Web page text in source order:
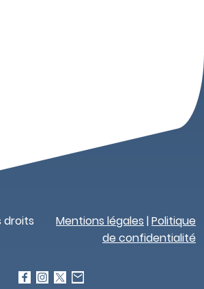
droits
Mentions légales |Politique
de confidentialité